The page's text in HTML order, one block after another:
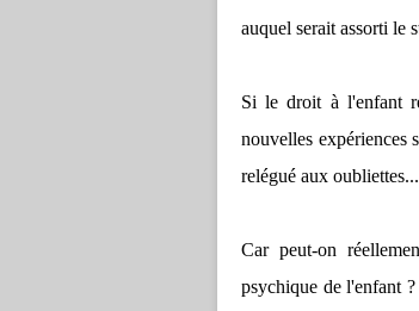
auquel serait assorti le
Si le droit à l'enfant
nouvelles expériences
relégué aux oubliettes...
Car peut-on
psychique de l'enfant